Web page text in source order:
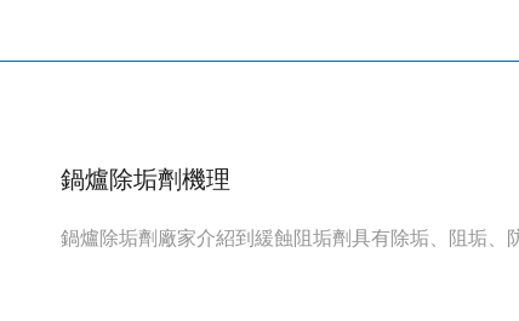
鍋爐除垢劑機理
鍋爐除垢劑廠家介紹到緩蝕阻垢劑具有除垢、阻垢、